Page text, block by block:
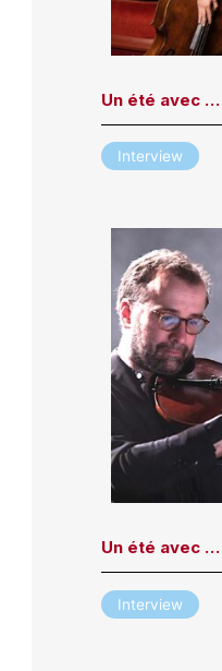
Un été avec
Interview
Un été avec
Interview